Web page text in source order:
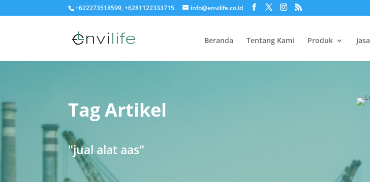
+622273518599, +6281122333715 info@envilife.co.id
Beranda Tentang Kami Produk Jasa
Tag Artikel
"jual alat aas"